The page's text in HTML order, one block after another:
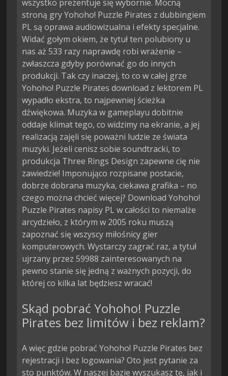
wszystko prezentuje się wybornie. Mocną
stroną gry Yohoho! Puzzle Pirates z dubbingiem
PL są oprawa audiowizualna i efekty specjalne.
Widać gołym okiem, że tytuł ten polubiony u
nas aż 533 razy naprawdę robi wrażenie –
zwłaszcza gdyby porównać go do innych
produkcji. Tak czy inaczej, to co w całej grze
Yohoho! Puzzle Pirates download z lektorem PL
wypadło ekstra, to najpewniej ścieżka
dźwiękowa. Muzyka w gameplayu dobitnie
oddaje klimat tego, co widzimy na ekranie, a jej
realizacją zajęli się poważni ludzie ze świata
muzyki. Jeżeli cenisz sobie soundtracki, to
produkcja Three Rings Design zapewne cię nie
zawiedzie! Imponująco rozpisane postacie,
dobrze dobrana muzyka, ciekawa grafika – no
czego można chcieć więcej? Download Yohoho!
Puzzle Pirates napisy PL w całości to niemalże
arcydzieło, z którym w 2005 roku muszą
zapoznać się wszyscy miłośnicy gier
komputerowych. Wystarczy zagrać raz, a tytuł
ujrzany przez 59988 zainteresowanych na
pewno stanie się jedną z ważnych pozycji, do
której co kilka lat będziesz wracać!
Skąd pobrać Yohoho! Puzzle
Pirates bez limitów i bez reklam?
A więc gdzie pobrać Yohoho! Puzzle Pirates bez
rejestracji i bez logowania? Oto jest pytanie za
sto punktów. W naszej bazie wyszukasz tę, jak i